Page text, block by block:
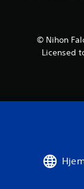
© Nihon
Licensed